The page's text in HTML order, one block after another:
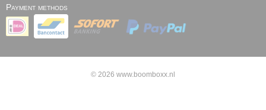
Payment methods
© 2026 www.boomboxx.nl